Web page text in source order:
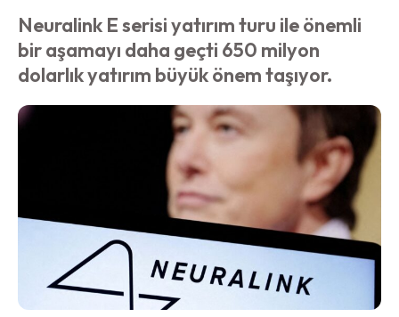
Neuralink E serisi yatırım turu ile önemli
bir aşamayı daha geçti 650 milyon
dolarlık yatırım büyük önem taşıyor.